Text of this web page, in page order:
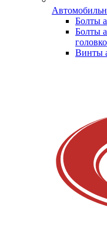
Болты
Болты
Винты